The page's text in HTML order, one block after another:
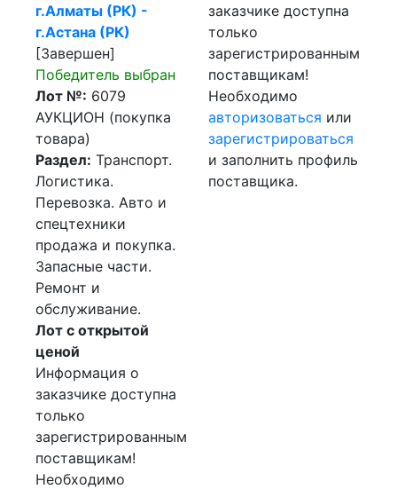
г.Алматы (РК) -
г.Астана (РК)
[Завершен]
Победитель выбран
Лот №: 6079
АУКЦИОН (покупка
товара)
Раздел: Транспорт.
Логистика.
Перевозка. Авто и
спецтехники
продажа и покупка.
Запасные части.
Ремонт и
обслуживание.
Лот с открытой
ценой
Информация о
заказчике доступна
только
зарегистрированным
поставщикам!
Необходимо
заказчике доступна
только
зарегистрированным
поставщикам!
Необходимо
авторизоваться или
зарегистрироваться
и заполнить профиль
поставщика.